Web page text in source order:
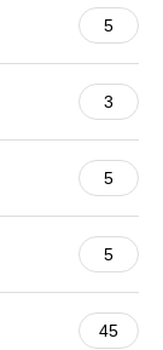
5
3
5
5
45